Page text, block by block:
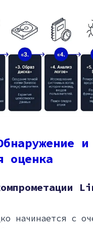
и
оценка
начинается с